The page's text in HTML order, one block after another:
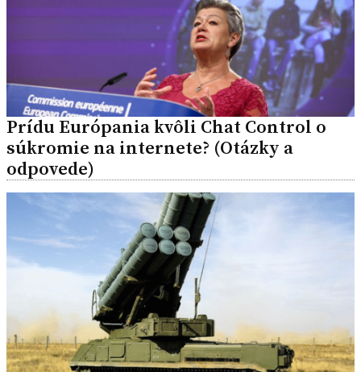
Prídu Európania kvôli Chat Control o
súkromie na internete? (Otázky a
odpovede)